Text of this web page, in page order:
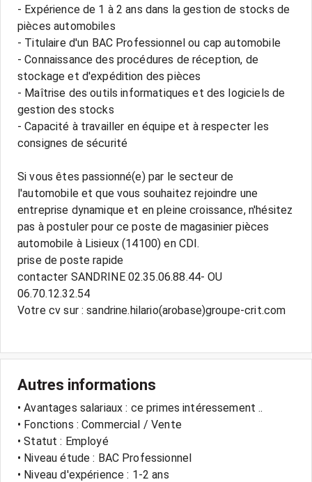
- Expérience de 1 à 2 ans dans la gestion de stocks de
pièces automobiles
- Titulaire d'un BAC Professionnel ou cap automobile
- Connaissance des procédures de réception, de
stockage et d'expédition des pièces
- Maîtrise des outils informatiques et des logiciels de
gestion des stocks
- Capacité à travailler en équipe et à respecter les
consignes de sécurité
Si vous êtes passionné(e) par le secteur de
l'automobile et que vous souhaitez rejoindre une
entreprise dynamique et en pleine croissance, n'hésitez
pas à postuler pour ce poste de magasinier pièces
automobile à Lisieux (14100) en CDI.
prise de poste rapide
contacter SANDRINE 02.35.06.88.44- OU
06.70.12.32.54
Votre cv sur : sandrine.hilario(arobase)groupe-crit.com
Autres informations
• Avantages salariaux : ce primes intéressement ..
• Fonctions : Commercial / Vente
• Statut : Employé
• Niveau étude : BAC Professionnel
• Niveau d'expérience : 1-2 ans